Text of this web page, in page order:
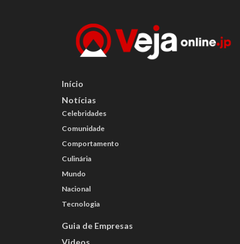
Início
Notícias
Celebridades
Comunidade
Comportamento
Culinária
Mundo
Nacional
Tecnologia
Guia de Empresas
Videos